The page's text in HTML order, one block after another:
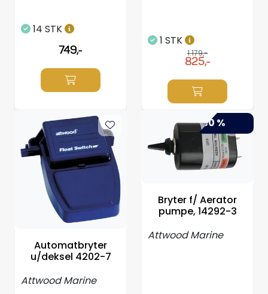
14 STK
749,-
1 STK
1.179,-
825,-
Automatbryter
u/deksel 4202-7
Attwood Marine
-30 %
Bryter f/ Aerator
pumpe, 14292-3
Attwood Marine